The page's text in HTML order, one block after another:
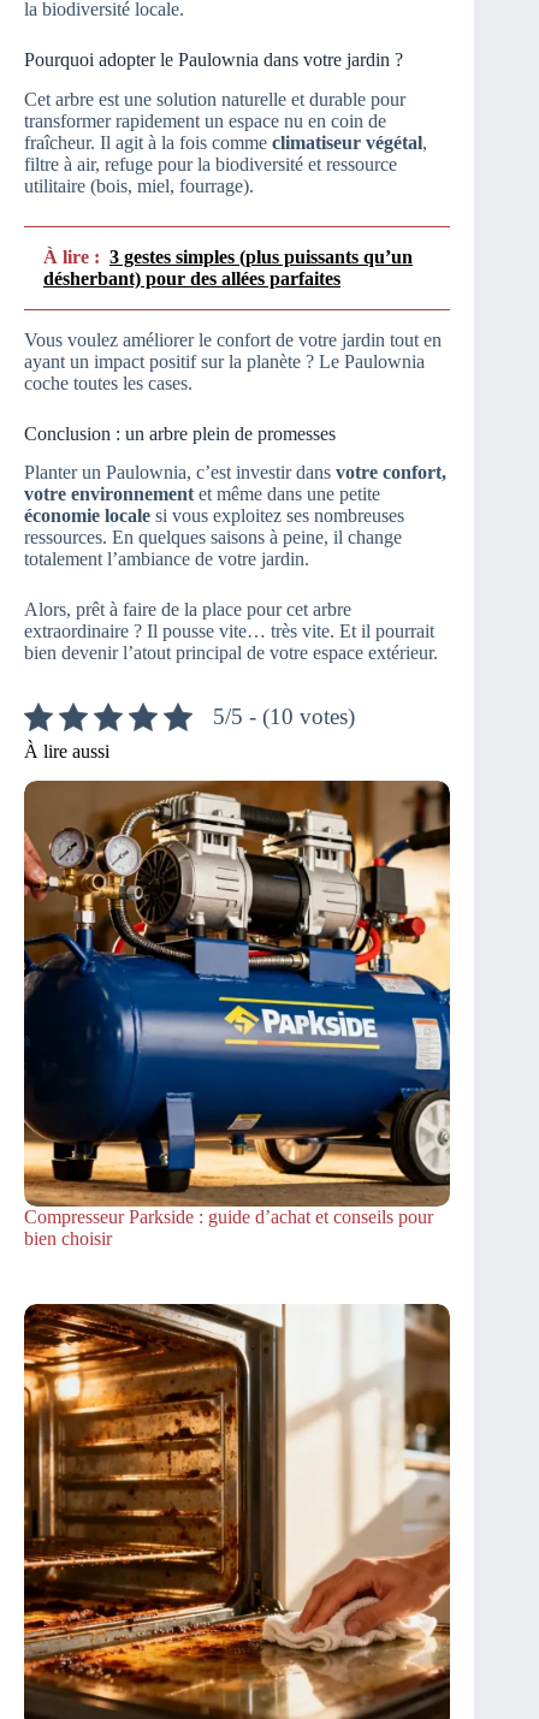
la biodiversité locale.
Pourquoi adopter le Paulownia dans votre jardin ?
Cet arbre est une solution naturelle et durable pour
transformer rapidement un espace nu en coin de
fraîcheur. Il agit à la fois comme climatiseur végétal,
filtre à air, refuge pour la biodiversité et ressource
utilitaire (bois, miel, fourrage).
À lire : 3 gestes simples (plus puissants qu’un
désherbant) pour des allées parfaites
Vous voulez améliorer le confort de votre jardin tout en
ayant un impact positif sur la planète ? Le Paulownia
coche toutes les cases.
Conclusion : un arbre plein de promesses
Planter un Paulownia, c’est investir dans votre confort,
votre environnement et même dans une petite
économie locale si vous exploitez ses nombreuses
ressources. En quelques saisons à peine, il change
totalement l’ambiance de votre jardin.
Alors, prêt à faire de la place pour cet arbre
extraordinaire ? Il pousse vite… très vite. Et il pourrait
bien devenir l’atout principal de votre espace extérieur.
5/5 - (10 votes)
À lire aussi
Compresseur Parkside : guide d’achat et conseils pour
bien choisir